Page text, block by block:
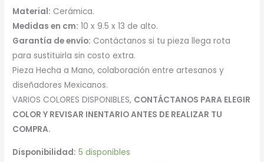
Material: Cerámica.
Medidas en cm: 10 x 9.5 x 13 de alto.
Garantía de envío: Contáctanos si tu pieza llega rota
para sustituirla sin costo extra.
Pieza Hecha a Mano, colaboración entre artesanos y
diseñadores Mexicanos.
VARIOS COLORES DISPONIBLES, CONTÁCTANOS PARA ELEGIR
COLOR Y REVISAR INENTARIO ANTES DE REALIZAR TU
COMPRA.
Disponibilidad: 5 disponibles